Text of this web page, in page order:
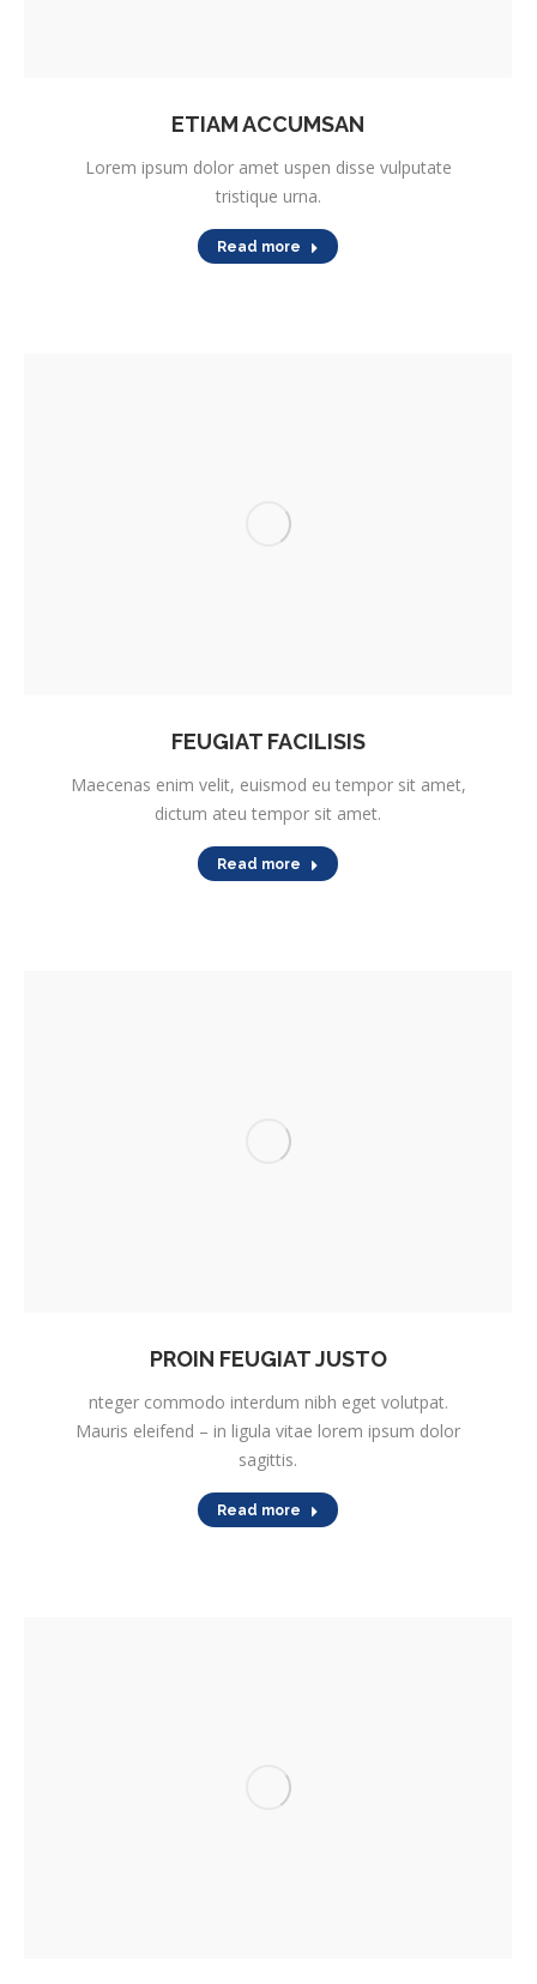
ETIAM ACCUMSAN
Lorem ipsum dolor amet uspen disse vulputate
tristique urna.
Read more
FEUGIAT FACILISIS
Maecenas enim velit, euismod eu tempor sit amet,
dictum ateu tempor sit amet.
Read more
PROIN FEUGIAT JUSTO
nteger commodo interdum nibh eget volutpat.
Mauris eleifend – in ligula vitae lorem ipsum dolor
sagittis.
Read more